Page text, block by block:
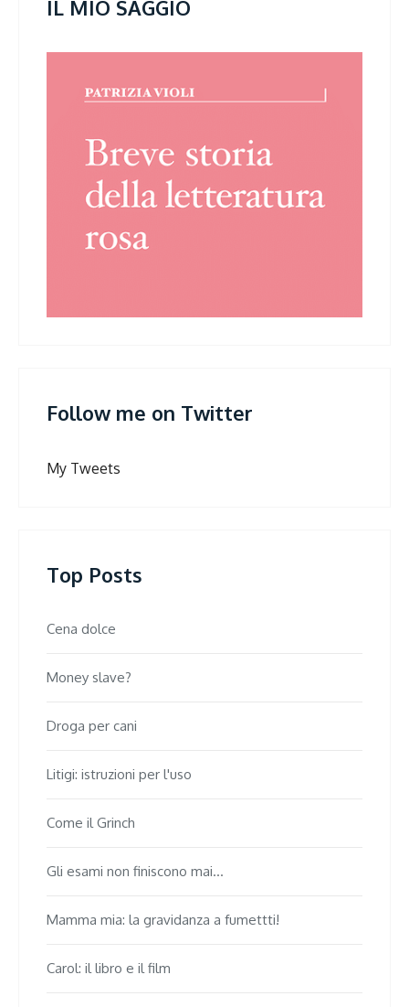
IL MIO SAGGIO
Follow me on Twitter
My Tweets
Top Posts
Cena dolce
Money slave?
Droga per cani
Litigi: istruzioni per l'uso
Come il Grinch
Gli esami non finiscono mai...
Mamma mia: la gravidanza a fumettti!
Carol: il libro e il film